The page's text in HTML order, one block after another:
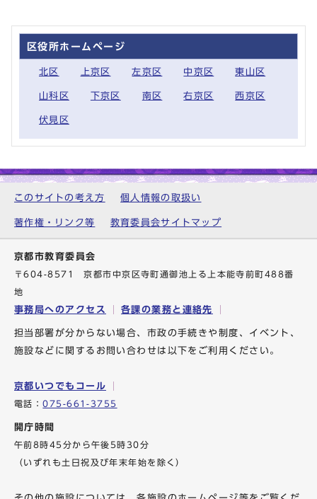
区役所ホームページ
北区 上京区 左京区 中京区 東山区
山科区 下京区 南区 右京区 西京区
伏見区
このサイトの考え方 個人情報の取扱い
著作権・リンク等 教育委員会サイトマップ
京都市教育委員会
〒604-8571 京都市中京区寺町通御池上る上本能寺前町488番
地
事務局へのアクセス 各課の業務と連絡先
担当部署が分からない場合、市政の手続きや制度、イベント、
施設などに関するお問い合わせは以下をご利用ください。
京都いつでもコール
電話：075-661-3755
開庁時間
午前8時45分から午後5時30分
（いずれも土日祝及び年末年始を除く）